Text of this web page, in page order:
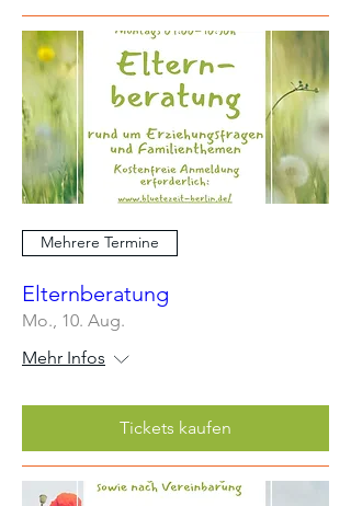
Mehrere Termine
Elternberatung
Mo., 10. Aug.
Mehr Infos
Tickets kaufen